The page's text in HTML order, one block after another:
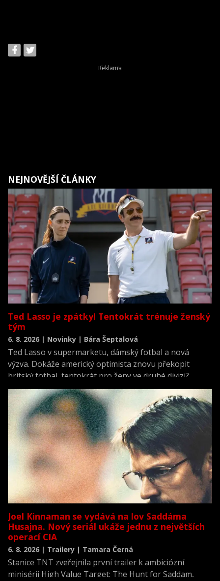
NEJNOVĚJŠÍ ČLÁNKY
Ted Lasso je zpátky! Tentokrát trénuje ženský
tým
6. 8. 2026 | Novinky | Bára Šeptalová
Ted Lasso v supermarketu, dámský fotbal a nová
výzva. Dokáže americký optimista znovu překopit
britský fotbal, tentokrát pro ženy ve druhé divizi?
Joel Kinnaman se vydává na lov Saddáma
Husajna. Nový seriál ukáže jednu z největších
operací CIA
6. 8. 2026 | Trailery | Tamara Černá
Stanice TNT zveřejnila první trailer k ambiciózní
minisérii High Value Target: The Hunt for Saddam,